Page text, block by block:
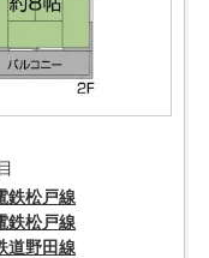
鉄松戸線
鉄松戸線
道野田線